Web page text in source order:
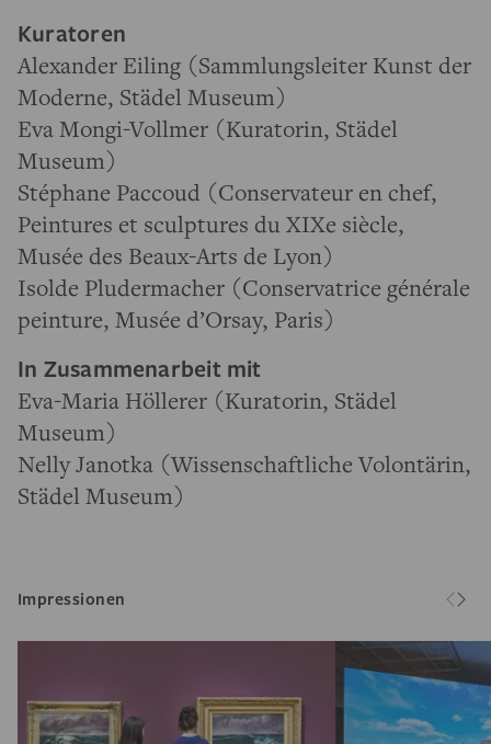
Kuratoren
Alexander Eiling (Sammlungsleiter Kunst der
Moderne, Städel Museum)
Eva Mongi-Vollmer (Kuratorin, Städel
Museum)
Stéphane Paccoud (Conservateur en chef,
Peintures et sculptures du XIXe siècle,
Musée des Beaux-Arts de Lyon)
Isolde Pludermacher (Conservatrice générale
peinture, Musée d’Orsay, Paris)
In Zusammenarbeit mit
Eva-Maria Höllerer (Kuratorin, Städel
Museum)
Nelly Janotka (Wissenschaftliche Volontärin,
Städel Museum)
Impressionen